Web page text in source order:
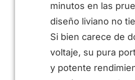
minutos en las
diseño liviano no
Si bien carece de
voltaje, su pura
y potente